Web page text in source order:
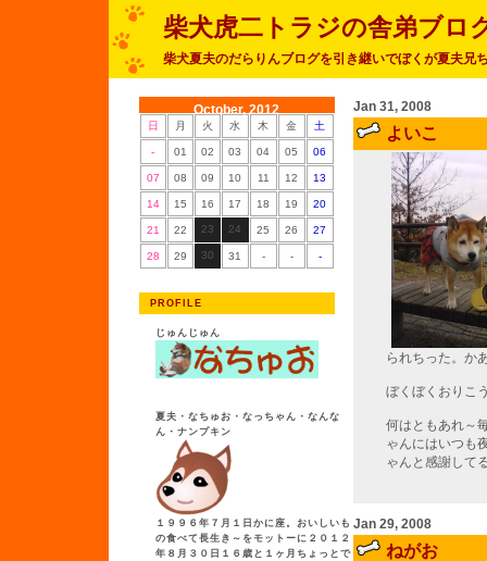
柴犬虎二トラジの舎弟ブロ
柴犬夏夫のだらりんブログを引き継いでぼくが夏夫兄
October, 2012
日 月 火 水 木 金 土
- 01 02 03 04 05 06
07 08 09 10 11 12 13
14 15 16 17 18 19 20
21 22 23 24 25 26 27
28 29 30 31 - - -
PROFILE
じゅんじゅん
夏夫・なちゅお・なっちゃん・なんな
ん・ナンプキン
１９９６年７月１日かに座。おいしいも
の食べて長生き～をモットーに２０１２
年８月３０日１６歳と１ヶ月ちょっとで
Jan 31, 2008
よいこ
られちった。か
ぼくぼくおりこ
何はともあれ～
ゃんにはいつも
ゃんと感謝して
Jan 29, 2008
ねがお